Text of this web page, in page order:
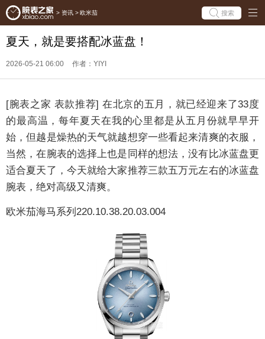
> 资讯 > 欧米茄 搜索
夏天，就是要搭配冰蓝盘！
2026-05-21 06:00 作者：YIYI
[腕表之家 表款推荐] 在北京的五月，就已经迎来了33度
的最高温，每年夏天在我的心里都是从五月份就早早开
始，但越是燥热的天气就越想穿一些看起来清爽的衣服，
当然，在腕表的选择上也是同样的想法，没有比冰蓝盘更
适合夏天了，今天就给大家推荐三款五万元左右的冰蓝盘
腕表，绝对高级又清爽。
欧米茄海马系列220.10.38.20.03.004